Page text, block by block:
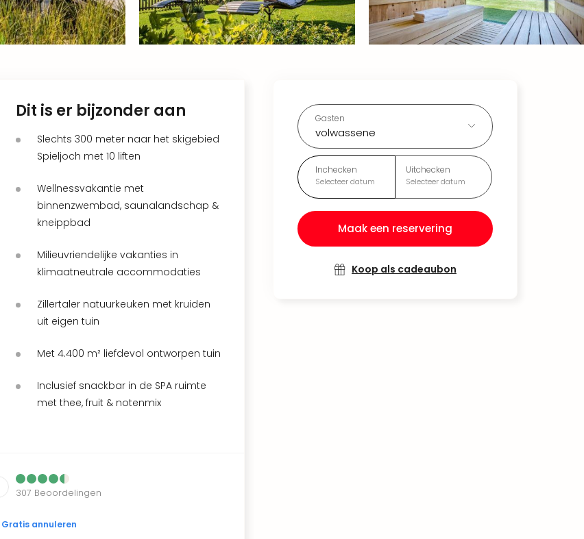
Gasten
volwassene
Inchecken
Selecteer datum
Uitchecken
Selecteer datum
Maak een reservering
Koop als cadeaubon
Dit is er bijzonder aan
Slechts 300 meter naar het skigebied
Spieljoch met 10 liften
Wellnessvakantie met
binnenzwembad, saunalandschap &
kneippbad
Milieuvriendelijke vakanties in
klimaatneutrale accommodaties
Zillertaler natuurkeuken met kruiden
uit eigen tuin
Met 4.400 m² liefdevol ontworpen tuin
Inclusief snackbar in de SPA ruimte
met thee, fruit & notenmix
307 Beoordelingen
Gratis annuleren